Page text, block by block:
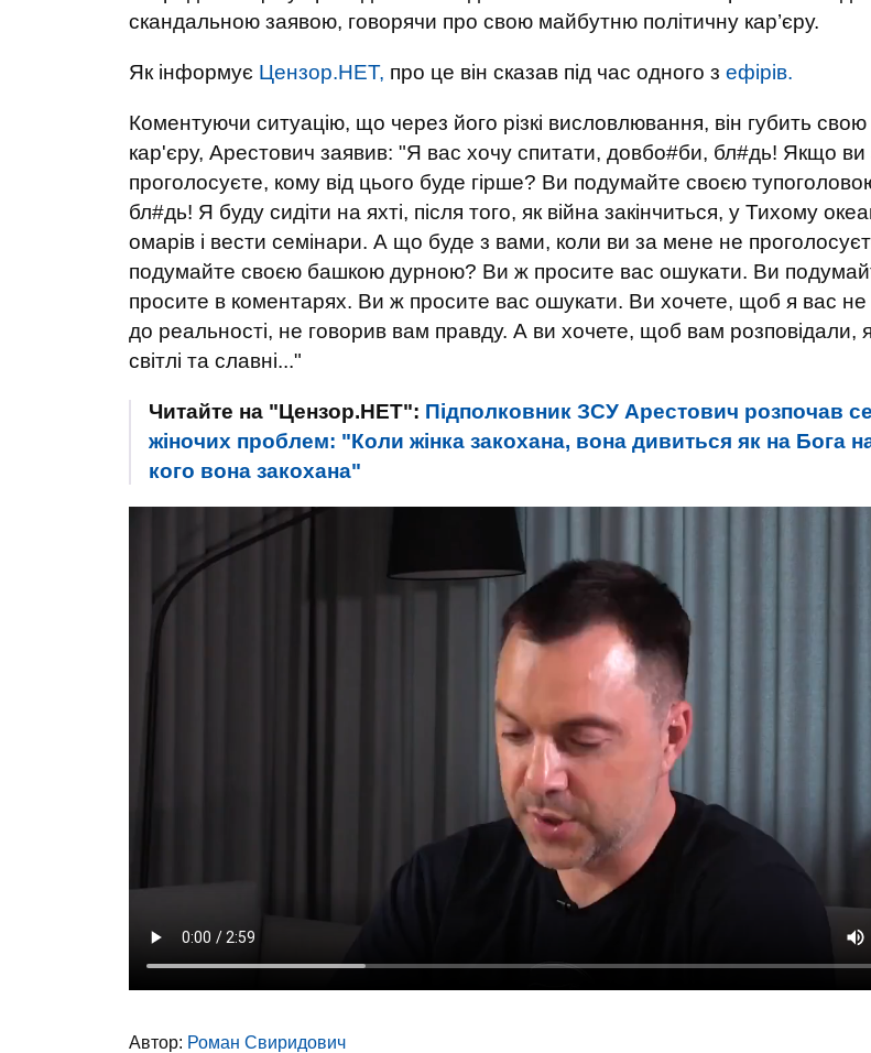
скандальною заявою, говорячи про свою майбутню політичну кар’єру.
Як інформує Цензор.НЕТ, про це він сказав під час одного з ефірів.
Коментуючи ситуацію, що через його різкі висловлювання, він губить свою
кар'єру, Арестович заявив: "Я вас хочу спитати, довбо#би, бл#дь! Якщо
проголосуєте, кому від цього буде гірше? Ви подумайте своєю
бл#дь! Я буду сидіти на яхті, після того, як війна закінчиться, у Тихому
омарів і вести семінари. А що буде з вами, коли ви за мене не
подумайте своєю башкою дурною? Ви ж просите вас ошукати. Ви
просите в коментарях. Ви ж просите вас ошукати. Ви хочете, щоб я вас
до реальності, не говорив вам правду. А ви хочете, щоб вам розповідали,
світлі та славні..."
Читайте на "Цензор.НЕТ": Підполковник ЗСУ Арестович розпочав
жіночих проблем: "Коли жінка закохана, вона дивиться як на Бога
кого вона закохана"
Автор: Роман Свиридович